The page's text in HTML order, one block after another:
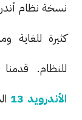
كثيرة للغاية
للنظام.
الأندرويد 13